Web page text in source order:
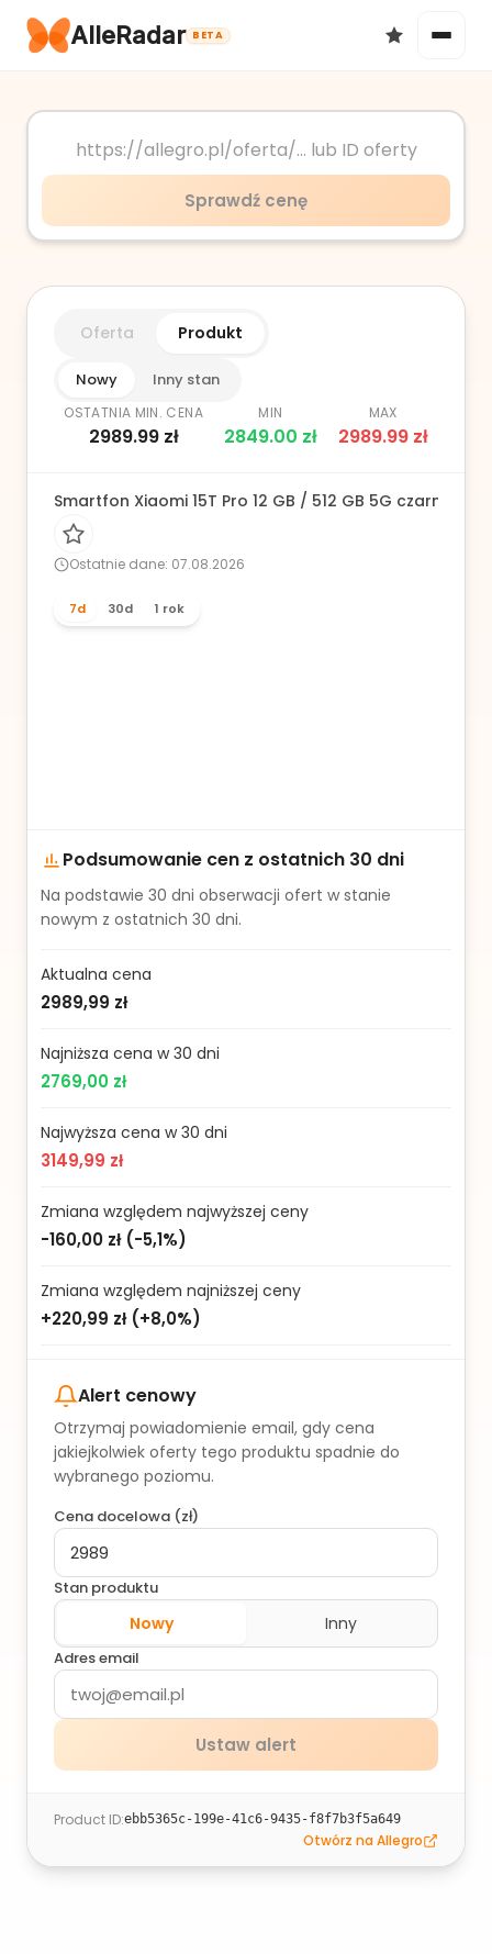
AlleRadar BETA
Okazje
Sprawdź cenę
Oferta Produkt
Nowy Inny stan
OSTATNIA MIN. CENA
2989.99 zł
MIN
2849.00 zł
MAX
2989.99zł
Smartfon Xiaomi 15T Pro 12 GB / 512 GB 5G czarny
Ostatnie dane: 07.08.2026
7d 30d 1 rok
Podsumowanie cen z ostatnich 30 dni
Na podstawie 30 dni obserwacji ofert w stanie
nowym z ostatnich 30 dni.
Aktualna cena
2989,99 zł
Najniższa cena w 30 dni
2769,00 zł
Najwyższa cena w 30 dni
3149,99 zł
Zmiana względem najwyższej ceny
-160,00 zł(-5,1%)
Zmiana względem najniższej ceny
+220,99 zł(+8,0%)
Alert cenowy
Otrzymaj powiadomienie email, gdy cena
jakiejkolwiek oferty tego produktu spadnie do
wybranego poziomu.
Cena docelowa (zł)
Stan produktu
Nowy Inny
Adres email
Ustaw alert
Product ID:ebb5365c-199e-41c6-9435-f8f7b3f5a649
Otwórz na Allegro